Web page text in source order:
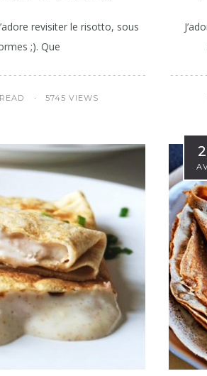
revisiter le risotto, sous
;). Que
5745 VIEWS